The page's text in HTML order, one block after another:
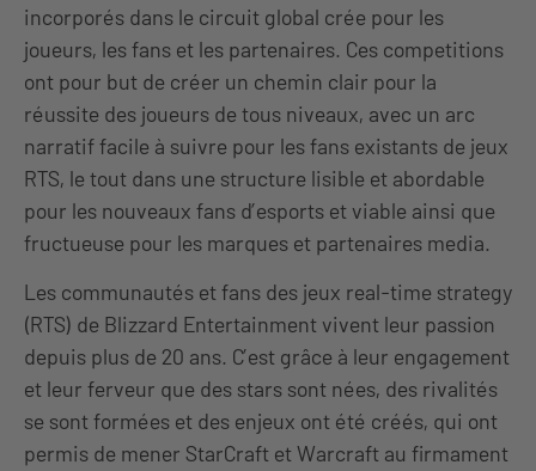
incorporés dans le circuit global crée pour les
joueurs, les fans et les partenaires. Ces competitions
ont pour but de créer un chemin clair pour la
réussite des joueurs de tous niveaux, avec un arc
narratif facile à suivre pour les fans existants de jeux
RTS, le tout dans une structure lisible et abordable
pour les nouveaux fans d’esports et viable ainsi que
fructueuse pour les marques et partenaires media.
Les communautés et fans des jeux real-time strategy
(RTS) de Blizzard Entertainment vivent leur passion
depuis plus de 20 ans. C’est grâce à leur engagement
et leur ferveur que des stars sont nées, des rivalités
se sont formées et des enjeux ont été créés, qui ont
permis de mener StarCraft et Warcraft au firmament